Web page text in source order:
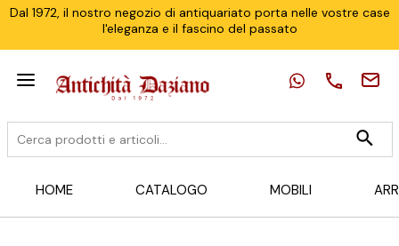
Dal 1972, il nostro negozio di antiquariato porta nelle vostre case
l'eleganza e il fascino del passato
HOME CATALOGO MOBILI